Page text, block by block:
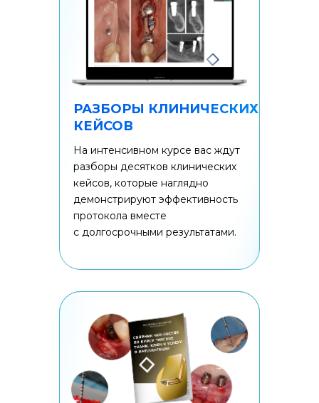
РАЗБОРЫ КЛИНИЧЕСКИХ
КЕЙСОВ
На интенсивном курсе вас ждут
разборы десятков клинических
кейсов, которые наглядно
демонстрируют эффективность
протокола вместе
с долгосрочными результатами.